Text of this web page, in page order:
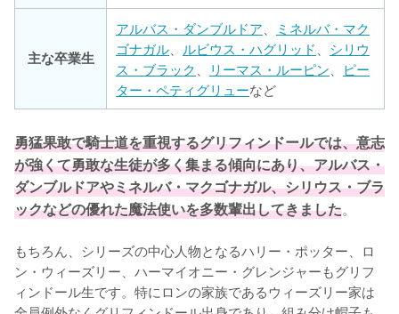
主な卒業生
アルバス・ダンブルドア
ミネルバ・マク
ゴナガル
ルビウス・ハグリッド
シリウ
ス・ブラック
リーマス・ルーピン
ピー
ター・ペティグリューなど
勇猛果敢で騎士道を重視するグリフィンドールでは、意志
が強くて勇敢な生徒が多く集まる傾向にあり、アルバス・
ダンブルドアやミネルバ・マクゴナガル、シリウス・ブラ
ックなどの優れた魔法使いを多数輩出してきました。
もちろん、シリーズの中心人物となるハリー・ポッター、ロ
ン・ウィーズリー、ハーマイオニー・グレンジャーもグリフ
ィンドール生です。特にロンの家族であるウィーズリー家は